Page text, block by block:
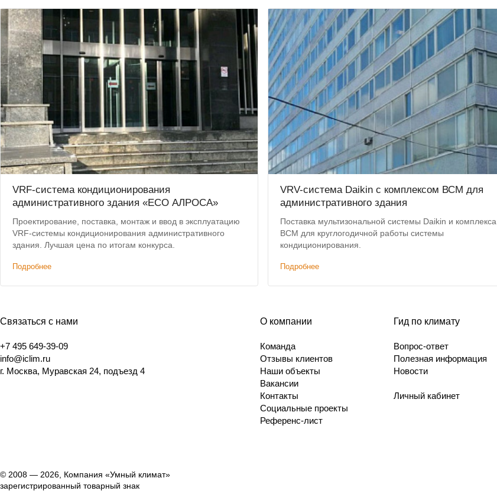
VRF-система кондиционирования
административного здания «ЕСО АЛРОСА»
Проектирование, поставка, монтаж и ввод в эксплуатацию
VRF-системы кондиционирования административного
здания. Лучшая цена по итогам конкурса.
Подробнее
VRV-система Daikin с комплексом ВСМ для
административного здания
Поставка мультизональной системы Daikin и комплекса
ВСМ для круглогодичной работы системы
кондиционирования.
Подробнее
Связаться с нами
+7 495 649-39-09
info@iclim.ru
г. Москва, Муравская 24, подъезд 4
О компании
Команда
Отзывы клиентов
Наши объекты
Вакансии
Контакты
Социальные проекты
Референс-лист
Гид по климату
Вопрос-ответ
Полезная информация
Новости
Личный кабинет
© 2008 — 2026, Компания «Умный климат»
зарегистрированный товарный знак